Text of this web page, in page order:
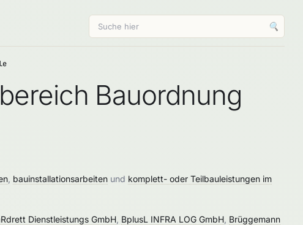
🔍
Bauordnung
bauinstallationsarbeiten und komplett- oder Teilbauleistungen im
Dienstleistungs GmbH BplusL INFRA LOG GmbH Brüggemann